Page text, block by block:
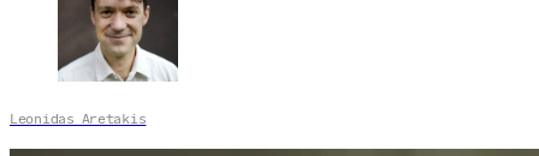
Leonidas Aretakis